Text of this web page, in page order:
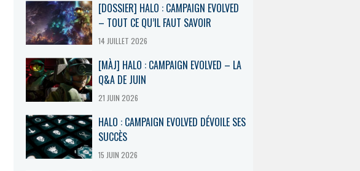
[DOSSIER] HALO : CAMPAIGN EVOLVED
– TOUT CE QU’IL FAUT SAVOIR
14 JUILLET 2026
[MÀJ] HALO : CAMPAIGN EVOLVED – LA
Q&A DE JUIN
21 JUIN 2026
HALO : CAMPAIGN EVOLVED DÉVOILE SES
SUCCÈS
15 JUIN 2026